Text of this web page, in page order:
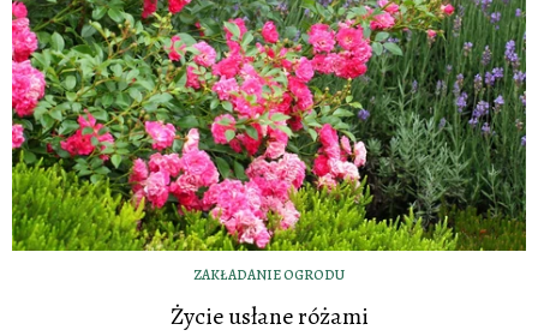
ZAKŁADANIE OGRODU
Życie usłane różami